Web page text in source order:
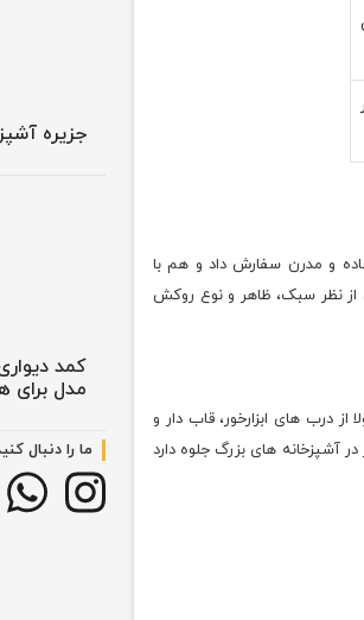
و مدرن سفارش داد و هم با
از نظر سبک، ظاهر و نوع روکش
درب های ابزارخور، قاب دار و
های بزرگ جلوه دارد
جزیره
کمد
مدل برای
ما را دنبال